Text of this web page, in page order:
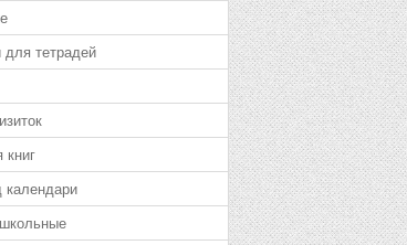
тетрадей
книг
календари